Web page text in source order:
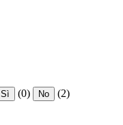
Sì (0) No (2)